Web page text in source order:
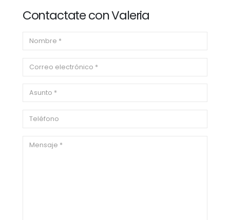
Contactate con Valeria